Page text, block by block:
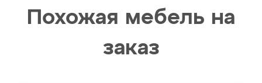
Похожая мебель на
заказ